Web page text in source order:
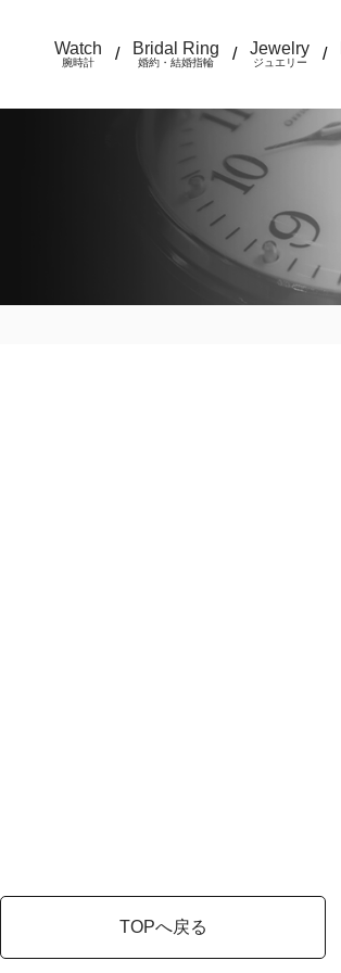
Watch
腕時計 / Bridal Ring
婚約・結婚指輪 / Jewelry
ジュエリー /
TOPへ戻る